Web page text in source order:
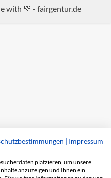
with 💚 - fairgentur.de
| Impressum
platzieren, um unsere
anzuzeigen und Ihnen ein